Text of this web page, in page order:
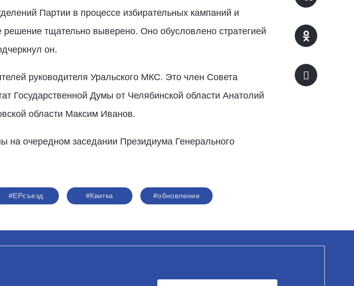
Партии в процессе избирательных кампаний и
тщательно выверено. Оно обусловлено стратегией
он.
руководителя Уральского МКС. Это член Совета
Государственной Думы от Челябинской области Анатолий
области Максим Иванов.
на очередном заседании Президиума Генерального
#ЕРсъезд #Квитка #обновление